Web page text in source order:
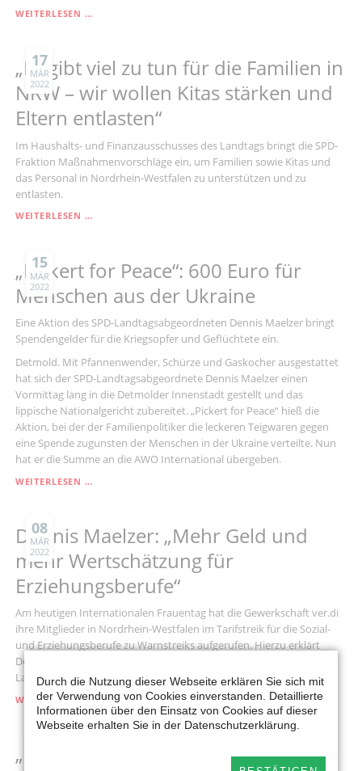
WEITERLESEN …
LIPPE
17
MÄR
2022
„Es gibt viel zu tun für die Familien in
NRW – wir wollen Kitas stärken und
Eltern entlasten“
Im Haushalts- und Finanzausschusses des Landtags bringt die SPD-
Fraktion Maßnahmenvorschläge ein, um Familien sowie Kitas und
das Personal in Nordrhein-Westfalen zu unterstützen und zu
entlasten.
WEITERLESEN …„ES
TUN
DIE
FAMILIEN
NRW
–
WIR
WOLLEN
KITAS
STÄRKEN
UND
ELTERN
ENTLASTEN“
15
MÄR
2022
„Pickert for Peace“: 600 Euro für
Menschen aus der Ukraine
Eine Aktion des SPD-Landtagsabgeordneten Dennis Maelzer bringt
Spendengelder für die Kriegsopfer und Geflüchtete ein.
Detmold. Mit Pfannenwender, Schürze und Gaskocher ausgestattet
hat sich der SPD-Landtagsabgeordnete Dennis Maelzer einen
Vormittag lang in die Detmolder Innenstadt gestellt und das
lippische Nationalgericht zubereitet. „Pickert for Peace“ hieß die
Aktion, bei der der Familienpolitiker die leckeren Teigwaren gegen
eine Spende zugunsten der Menschen in der Ukraine verteilte. Nun
hat er die Summe an die AWO International übergeben.
WEITERLESEN …
EURO
FÜR
MENSCHEN
AUS
DER
UKRAINE
08
MÄR
2022
Dennis Maelzer: „Mehr Geld und
mehr Wertschätzung für
Erziehungsberufe“
Am heutigen Internationalen Frauentag hat die Gewerkschaft ver.di
ihre Mitglieder in Nordrhein-Westfalen im Tarifstreik für die Sozial-
und Erziehungsberufe zu Warnstreiks aufgerufen. Hierzu erklärt
Dennis Maelzer, familienpolitischer Sprecher der SPD-Fraktion im
Landtag NRW:
WEITERLESEN …DENNIS
MAELZER:
„MEHR
„Pickert for Peace“
Durch die Nutzung dieser Webseite erklären Sie sich mit
der Verwendung von Cookies einverstanden. Detaillierte
Informationen über den Einsatz von Cookies auf dieser
Webseite erhalten Sie in der Datenschutzerklärung.